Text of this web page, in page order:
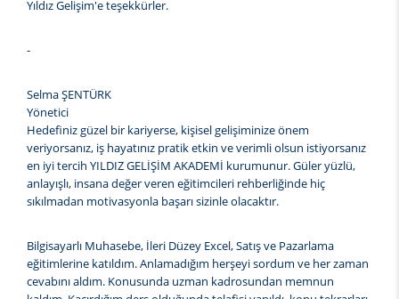
Yıldız Gelişim'e teşekkürler.
-
Selma ŞENTÜRK
Yönetici
Hedefiniz güzel bir kariyerse, kişisel gelişiminize önem
veriyorsanız, iş hayatınız pratik etkin ve verimli olsun istiyorsanız
en iyi tercih YILDIZ GELİŞİM AKADEMİ kurumunur. Güler yüzlü,
anlayışlı, insana değer veren eğitimcileri rehberliğinde hiç
sıkılmadan motivasyonla başarı sizinle olacaktır.
Bilgisayarlı Muhasebe, İleri Düzey Excel, Satış ve Pazarlama
eğitimlerine katıldım. Anlamadığım herşeyi sordum ve her zaman
cevabını aldım. Konusunda uzman kadrosundan memnun